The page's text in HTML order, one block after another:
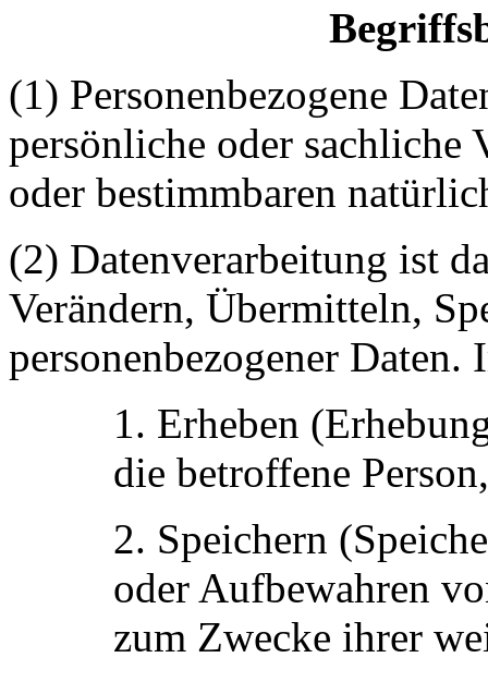
(1) Personenbezogene
persönliche oder sachliche
oder bestimmbaren
(2) Datenverarbeitung ist
Verändern, Übermitteln,
personenbezogener Daten.
1. Erheben
die betroffene Person,
2. Speichern
oder Aufbewahren
zum Zwecke ihrer